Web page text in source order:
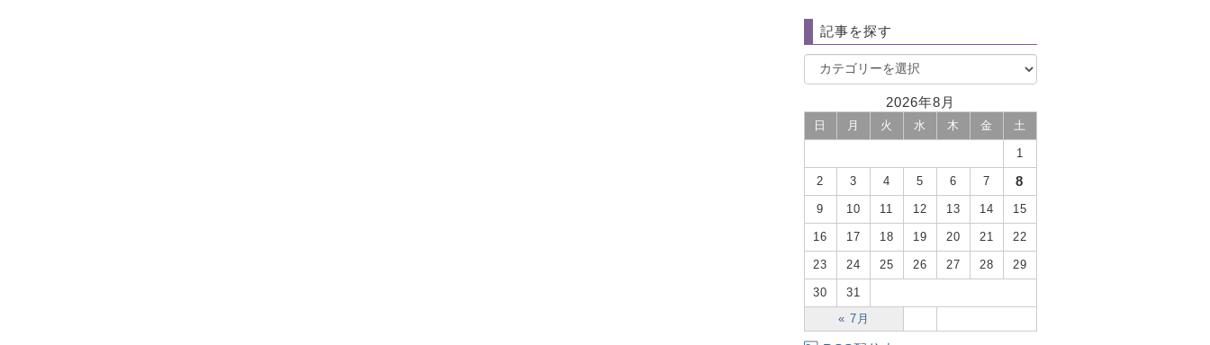
記事を探す
2026年8月
日 月 火 水 木 金 土
« 7月
1
2 3 4 5 6 7 8
9 10 11 12 13 14 15
16 17 18 19 20 21 22
23 24 25 26 27 28 29
30 31